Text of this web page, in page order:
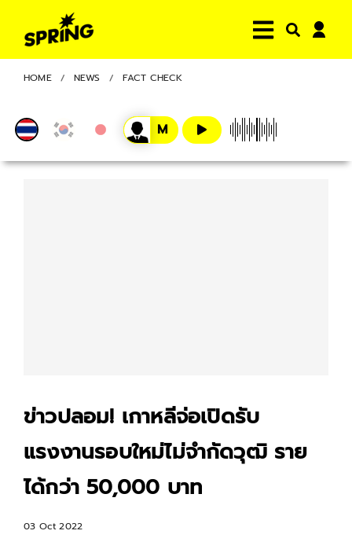
HOME NEWS FACT CHECK
ข่าวปลอม! เกาหลีจ่อเปิดรับ
แรงงานรอบใหม่ไม่จำกัดวุฒิ ราย
ได้กว่า 50,000 บาท
03 Oct 2022